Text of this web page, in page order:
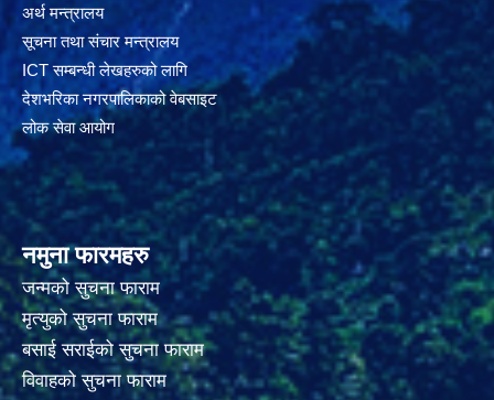
अर्थ मन्त्रालय
सूचना तथा संचार मन्त्रालय
ICT सम्बन्धी लेखहरुको लागि
देशभरिका नगरपालिकाको वेबसाइट
लोक सेवा आयोग
नमुना फारमहरु
जन्मको सुचना फाराम
मृत्युको सुचना फाराम
बसाई सराईको सुचना फाराम
विवाहको सुचना फाराम